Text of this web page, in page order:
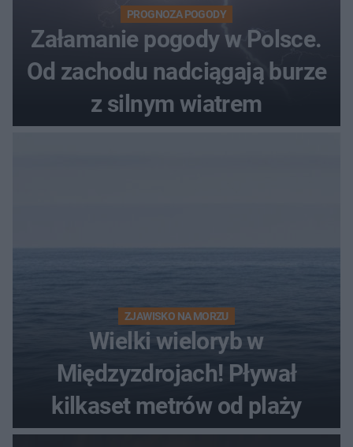
PROGNOZA POGODY
Załamanie pogody w Polsce.
Od zachodu nadciągają burze
z silnym wiatrem
ZJAWISKO NA MORZU
Wielki wieloryb w
Międzyzdrojach! Pływał
kilkaset metrów od plaży